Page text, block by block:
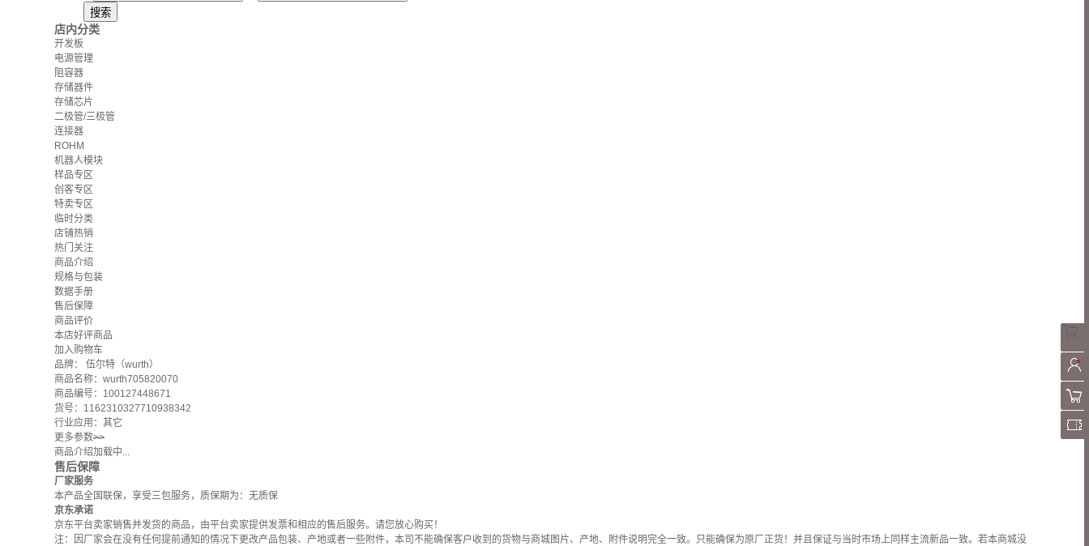
店内分类
开发板
电源管理
阻容器
存储器件
存储芯片
二极管/三极管
连接器
ROHM
机器人模块
样品专区
创客专区
特卖专区
临时分类
店铺热销
热门关注
商品介绍
规格与包装
数据手册
售后保障
商品评价
本店好评商品
加入购物车
品牌： 伍尔特（wurth）
商品名称：wurth705820070
商品编号：100127448671
货号：1162310327710938342
行业应用：其它
更多参数>>
商品介绍加载中...
售后保障
厂家服务
本产品全国联保，享受三包服务，质保期为：无质保
京东承诺
京东平台卖家销售并发货的商品，由平台卖家提供发票和相应的售后服务。请您放心购买！
注：因厂家会在没有任何提前通知的情况下更改产品包装、产地或者一些附件，本司不能确保客户收到的货物与商城图片、产地、附件说明完全一致。只能确保为原厂正货！并且保证与当时市场上同样主流新品一致。若本商城没